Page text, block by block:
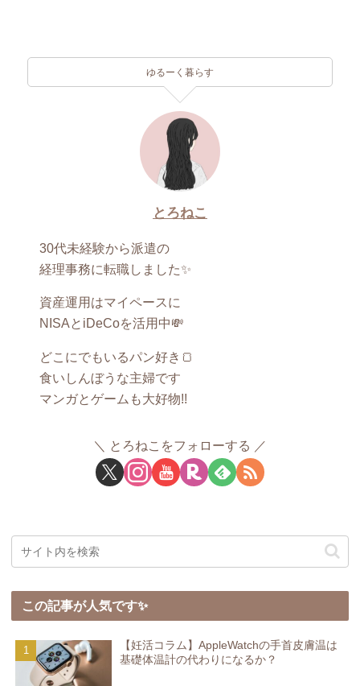
ゆるーく暮らす
とろねこ
30代未経験から派遣の
経理事務に転職しました✨
資産運用はマイペースに
NISAとiDeCoを活用中💸
どこにでもいるパン好き🍞
食いしんぼうな主婦です
マンガとゲームも大好物!!
とろねこをフォローする
この記事が人気です✨
【妊活コラム】AppleWatchの手首皮膚温は
基礎体温計の代わりになるか？